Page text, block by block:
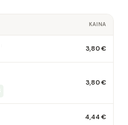
KAINA
3,80 €
3,80 €
4,44 €